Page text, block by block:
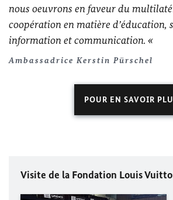
nous oeuvrons en faveur du
coopération en matière d’éducation,
information et communication.
Ambassadrice Kerstin Pürschel
POUR EN SAVOIR
Visite de la Fondation Louis